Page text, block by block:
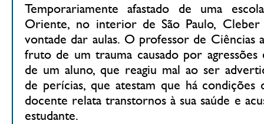
Temporariamente afastado de uma
Oriente, no interior de São Paulo,
vontade dar aulas. O professor de Ciências
fruto de um trauma causado por agressões
de um aluno, que reagiu mal ao ser
de perícias, que atestam que há
docente relata transtornos à sua saúde e
estudante.